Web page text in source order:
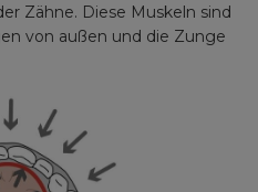
Zähne. Diese Muskeln sind
von außen und die Zunge